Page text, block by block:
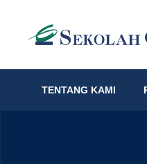
TENTANG KAMI